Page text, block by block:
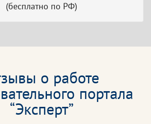
(бесплатно по РФ)
о работе
портала
“Эксперт”